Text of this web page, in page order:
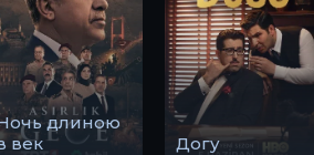
длиною
век
Догу